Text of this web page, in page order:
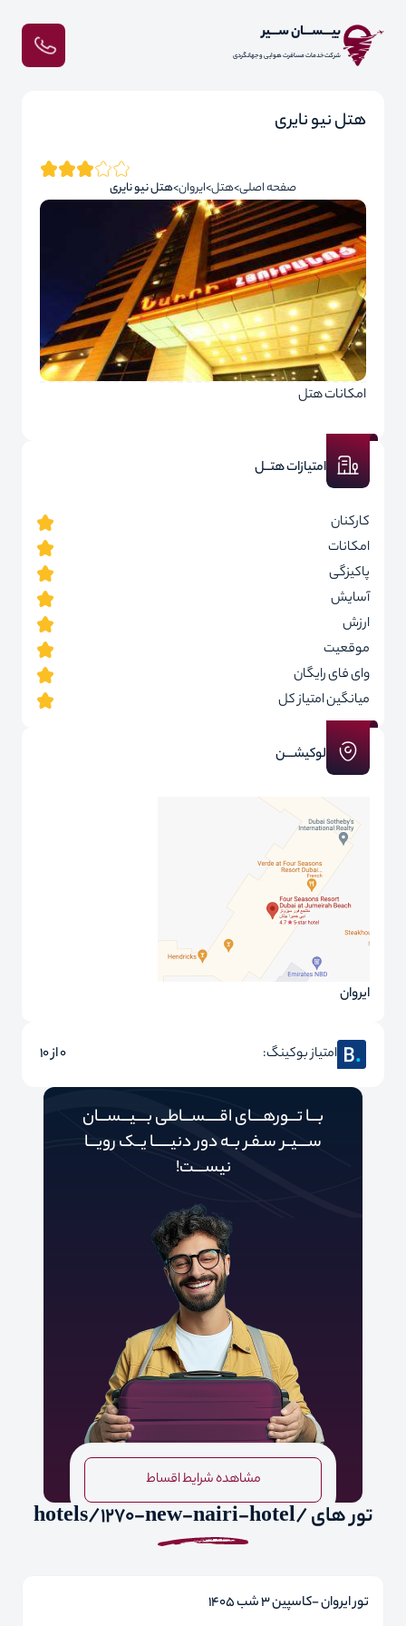
بیـــســـان ســـیر
شرکت خدمات مسافرت هوایی و جهانگردی
هتل نیو نایری
صفحه اصلی هتل ایروان هتل نیو نایری
امکانات هتل
امتیازات هتــل
کارکنان
امکانات
پاکیزگی
آسایش
ارزش
موقعیت
وای فای رایگان
میانگین امتیاز کل
لوکیشـــن
ایروان
امتیاز بوکینگ: 0 از 10
بـــا تـــورهــــای اقـــــســـاطی بــــیـــســـان
ســــیــر سـفـر بــه دور‌‌‌‌ دنیـــــ‌‌ـا یــک رویـــا
نیســــت!
مشاهده شرایط اقساط
تور های /hotels/1270-new-nairi-hotel
تور ایروان -کاسپین 3 شب 1405